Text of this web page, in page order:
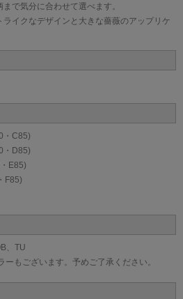
で気分に合わせて選べます。
イクなデザインと大きな薔薇のアップリケ
・C85)
・D85)
E85)
F85)
、TU
もございます。予めご了承ください。